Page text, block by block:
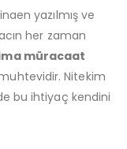
yazılmış ve
her zaman
müracaat
Nitekim
bu ihtiyaç kendini